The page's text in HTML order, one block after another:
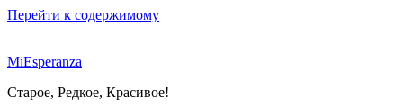
Перейти к содержимому
MiEsperanza
Старое, Редкое, Красивое!